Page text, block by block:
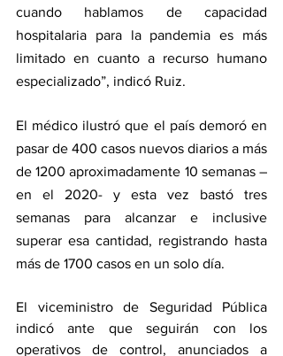
cuando hablamos de capacidad
hospitalaria para la pandemia es más
limitado en cuanto a recurso humano
especializado”, indicó Ruiz.
El médico ilustró que el país demoró en
pasar de 400 casos nuevos diarios a más
de 1200 aproximadamente 10 semanas –
en el 2020- y esta vez bastó tres
semanas para alcanzar e inclusive
superar esa cantidad, registrando hasta
más de 1700 casos en un solo día.
El viceministro de Seguridad Pública
indicó ante que seguirán con los
operativos de control, anunciados a